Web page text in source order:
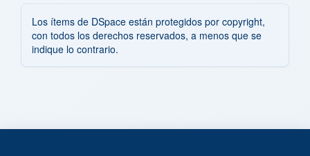
Los ítems de DSpace están protegidos por copyright,
con todos los derechos reservados, a menos que se
indique lo contrario.